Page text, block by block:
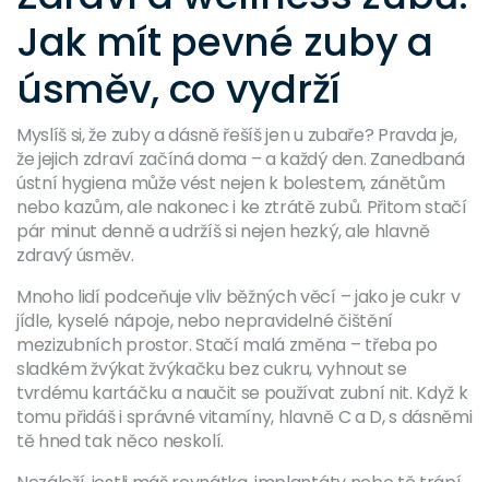
Jak mít pevné zuby a
úsměv, co vydrží
Myslíš si, že zuby a dásně řešíš jen u zubaře? Pravda je,
že jejich zdraví začíná doma – a každý den. Zanedbaná
ústní hygiena může vést nejen k bolestem, zánětům
nebo kazům, ale nakonec i ke ztrátě zubů. Přitom stačí
pár minut denně a udržíš si nejen hezký, ale hlavně
zdravý úsměv.
Mnoho lidí podceňuje vliv běžných věcí – jako je cukr v
jídle, kyselé nápoje, nebo nepravidelné čištění
mezizubních prostor. Stačí malá změna – třeba po
sladkém žvýkat žvýkačku bez cukru, vyhnout se
tvrdému kartáčku a naučit se používat zubní nit. Když k
tomu přidáš i správné vitamíny, hlavně C a D, s dásněmi
tě hned tak něco neskolí.